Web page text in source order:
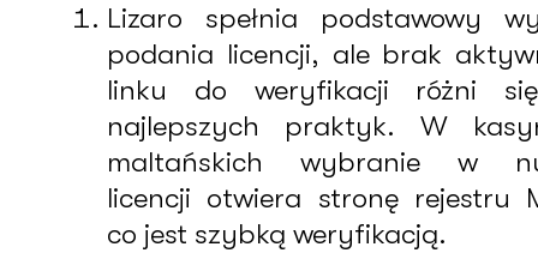
Lizaro spełnia podstawowy
podania licencji, ale brak
linku do weryfikacji różni
najlepszych praktyk. W
maltańskich wybranie w
licencji otwiera stronę rejestru
co jest szybką weryfikacją.